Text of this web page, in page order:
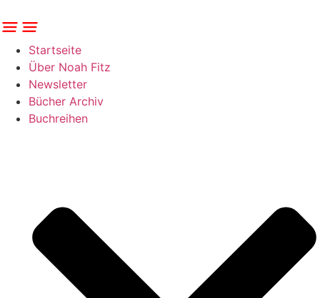
Inhalt
springen
Startseite
Über Noah Fitz
Newsletter
Bücher Archiv
Buchreihen